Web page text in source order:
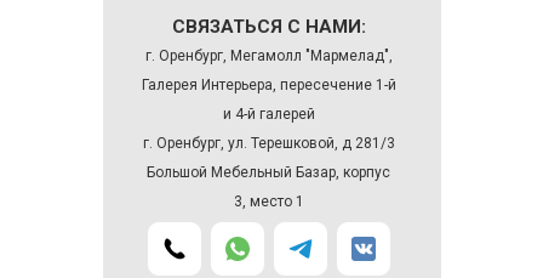
СВЯЗАТЬСЯ С НАМИ:
г. Оренбург, Мегамолл "Мармелад",
Галерея Интерьера, пересечение 1-й
и 4-й галерей
г. Оренбург, ул. Терешковой, д 281/3
Большой Мебельный Базар, корпус
3, место 1